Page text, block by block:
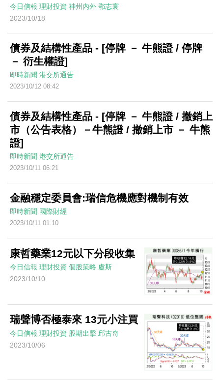
今日信報 理財投資 神州內外 鄂志寰
2023/10/18
債券及結構性產品 - [停牌 － 牛熊證 / 停牌
－ 衍生權證]
即時新聞 港交所通告
2023/10/12 08:42
債券及結構性產品 - [停牌 － 牛熊證 / 撤銷上
市（公告表格）－牛熊證 / 撤銷上市 － 牛熊
證]
即時新聞 港交所通告
2023/10/11 06:21
金融穩定委員會:瑞信危機應對機制有效
即時新聞 國際財經
2023/10/11 01:10
康哲藥業12元以下分段收集
今日信報 理財投資 個股策略 盧斯
2023/10/10
瑞聲博否極泰來 13元小注買
今日信報 理財投資 股期出擊 邱古奇
2023/10/06